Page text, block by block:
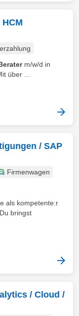
m/w/d in
über ...
/ SAP
Firmenwagen
als kompetente:r
bringst
/ Cloud /